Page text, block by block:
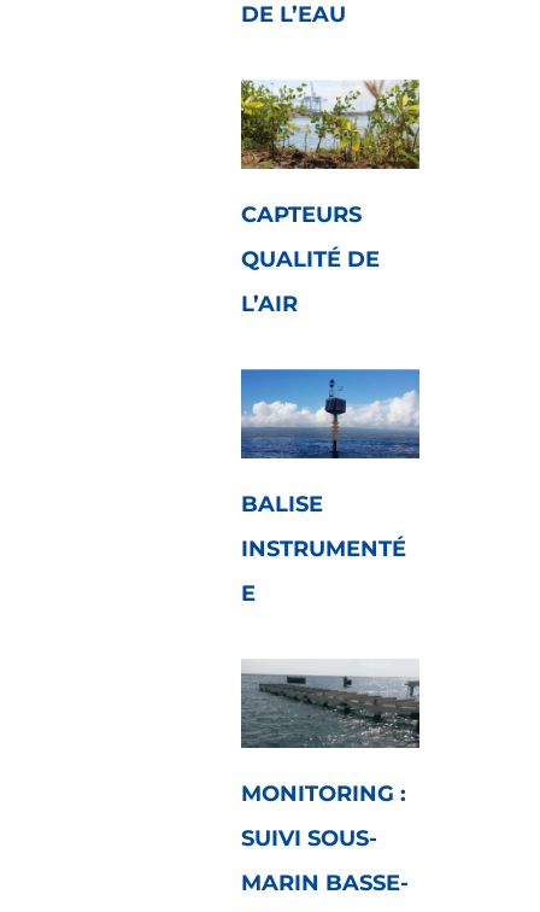
DE L’EAU
CAPTEURS
QUALITÉ DE
L’AIR
BALISE
INSTRUMENTÉ
E
MONITORING :
SUIVI SOUS-
MARIN BASSE-